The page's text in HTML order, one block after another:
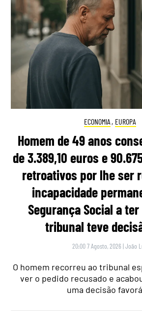
ECONOMIA , EUROPA
Homem de 49 anos
de 3.389,10 euros e
retroativos por lhe ser
incapacidade
Segurança Social a
tribunal teve
20:00 7 Agosto, 2026 |João
O homem recorreu ao tribunal
ver o pedido recusado e
uma decisão